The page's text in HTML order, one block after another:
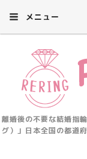
メニュー
離婚後の不要な結婚指
グ）」日本全国の都道